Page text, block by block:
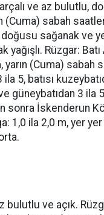
ve az bulutlu,
(Cuma) sabah
doğusu sağanak ve
yağışlı. Rüzgar:
yarın (Cuma) sabah
5, batısı
güneybatıdan 3 ila
sonra İskenderun
1,0 ila 2,0 m, yer
bulutlu ve açık.